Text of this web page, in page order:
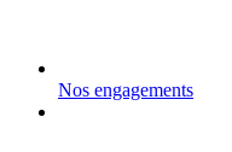
Nos engagements